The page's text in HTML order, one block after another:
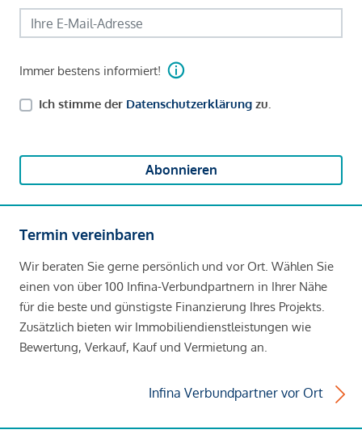
Immer bestens informiert!
Ich stimme der Datenschutzerklärung zu.
Abonnieren
Termin vereinbaren
Wir beraten Sie gerne persönlich und vor Ort. Wählen Sie
einen von über 100 Infina-Verbundpartnern in Ihrer Nähe
für die beste und günstigste Finanzierung Ihres Projekts.
Zusätzlich bieten wir Immobiliendienstleistungen wie
Bewertung, Verkauf, Kauf und Vermietung an.
Infina Verbundpartner vor Ort